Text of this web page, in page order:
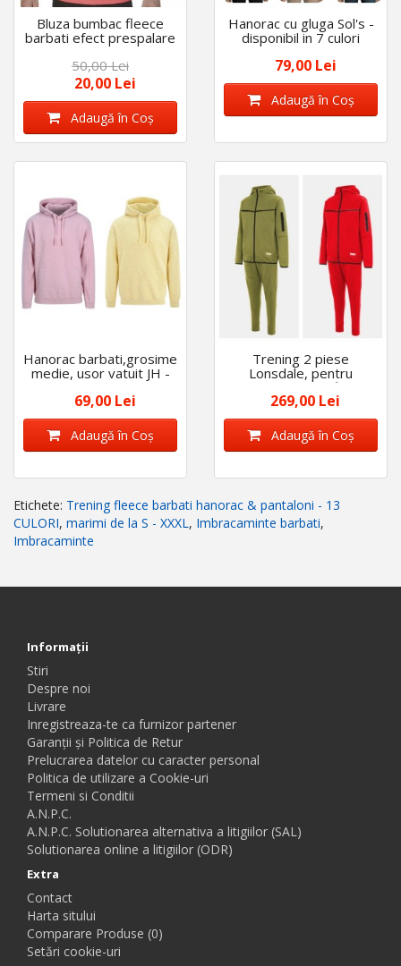
Bluza bumbac fleece
barbati efect prespalare
- marimi mari (3XL) - 9
CULORI
50,00 Lei
20,00 Lei
Adaugă în Coş
Hanorac cu gluga Sol's -
disponibil in 7 culori
79,00 Lei
Adaugă în Coş
Hanorac barbati,grosime
medie, usor vatuit JH -
69,00 Lei
Adaugă în Coş
Trening 2 piese
Lonsdale, pentru
barbati, regular fit - 2
culori disponibile
269,00 Lei
Adaugă în Coş
Etichete: Trening fleece barbati hanorac & pantaloni - 13
CULORI, marimi de la S - XXXL, Imbracaminte barbati,
Imbracaminte
Informaţii
Stiri
Despre noi
Livrare
Inregistreaza-te ca furnizor partener
Garanții și Politica de Retur
Prelucrarea datelor cu caracter personal
Politica de utilizare a Cookie-uri
Termeni si Conditii
A.N.P.C.
A.N.P.C. Solutionarea alternativa a litigiilor (SAL)
Solutionarea online a litigiilor (ODR)
Extra
Contact
Harta sitului
Comparare Produse (0)
Setări cookie-uri